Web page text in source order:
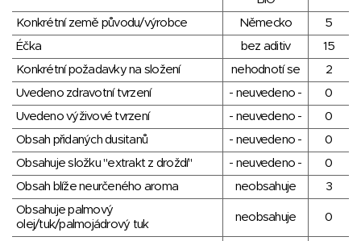
Konkrétní země původu/výrobce Německo
5
Éčka
bez aditiv
15
Konkrétní požadavky na složení
nehodnotí se
2
Uvedeno zdravotní tvrzení
- neuvedeno -
0
Uvedeno výživové tvrzení
- neuvedeno -
0
Obsah přidaných dusitanů
- neuvedeno -
0
Obsahuje složku "extrakt z droždí"
- neuvedeno -
0
Obsah blíže neurčeného aroma
neobsahuje
3
Obsahuje palmový
olej/tuk/palmojádrový tuk
neobsahuje 0